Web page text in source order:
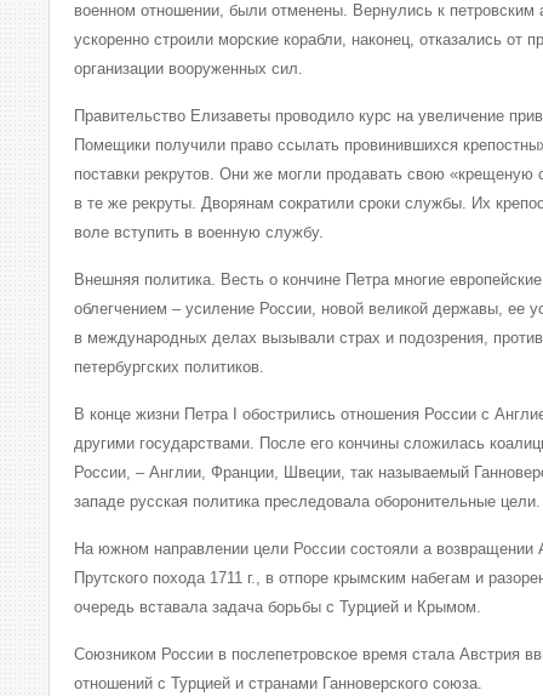
военном отношении, были отменены. Вернулись к
ускоренно строили морские корабли, наконец, отказались от
организации вооруженных сил.
Правительство Елизаветы проводило курс на увеличение
Помещики получили право ссылать провинившихся
поставки рекрутов. Они же могли продавать свою «крещеную
в те же рекруты. Дворянам сократили сроки службы. Их
воле вступить в военную службу.
Внешняя политика. Весть о кончине Петра многие
облегчением – усиление России, новой великой державы, ее
в международных делах вызывали страх и подозрения,
петербургских политиков.
В конце жизни Петра I обострились отношения России с
другими государствами. После его кончины сложилась
России, – Англии, Франции, Швеции, так называемый
западе русская политика преследовала оборонительные цели.
На южном направлении цели России состояли а возвращении
Прутского похода 1711 г., в отпоре крымским набегам и
очередь вставала задача борьбы с Турцией и Крымом.
Союзником России в послепетровское время стала Австрия
отношений с Турцией и странами Ганноверского союза.